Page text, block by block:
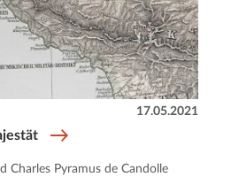
17.05.2021
Charles Pyramus de Candolle